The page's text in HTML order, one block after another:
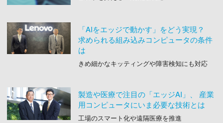
「AIをエッジで動かす」をどう実現？
求められる組み込みコンピュータの条件
は
きめ細かなキッティングや障害検知にも対応
製造や医療で注目の「エッジAI」、 産業
用コンピュータにいま必要な技術とは
工場のスマート化や遠隔医療を推進